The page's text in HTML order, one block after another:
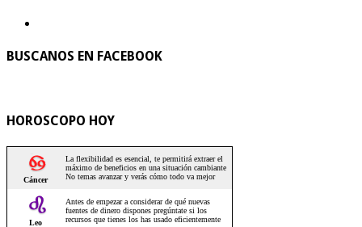
BUSCANOS EN FACEBOOK
HOROSCOPO HOY